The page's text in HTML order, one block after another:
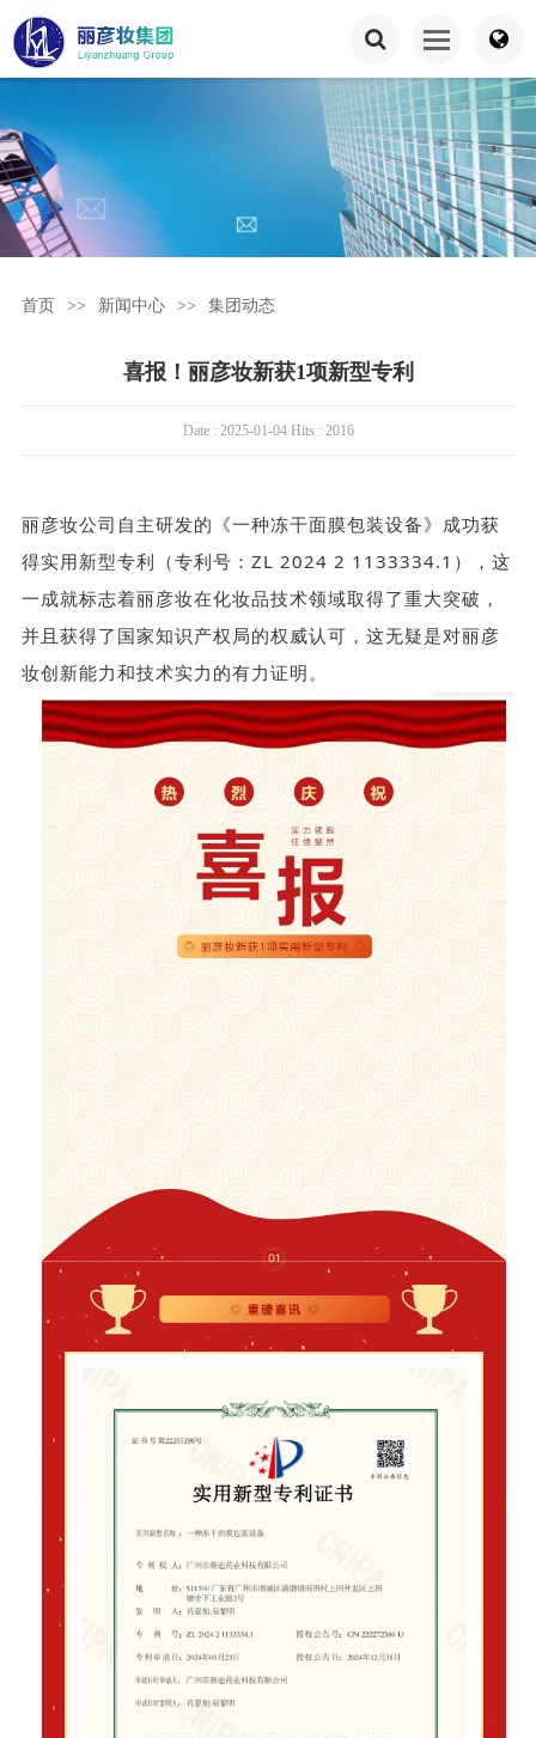
首页 >> 新闻中心 >> 集团动态
喜报！丽彦妆新获1项新型专利
Date : 2025-01-04 Hits : 2016
丽彦妆公司自主研发的《一种冻干面膜包装设备》成功获
得实用新型专利（专利号：ZL 2024 2 1133334.1），这
一成就标志着丽彦妆在化妆品技术领域取得了重大突破，
并且获得了国家知识产权局的权威认可，这无疑是对丽彦
妆创新能力和技术实力的有力证明。